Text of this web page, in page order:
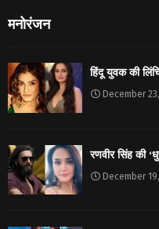
मनोरंजन
हिंदू युवक की
December
रणवीर सिंह की
December